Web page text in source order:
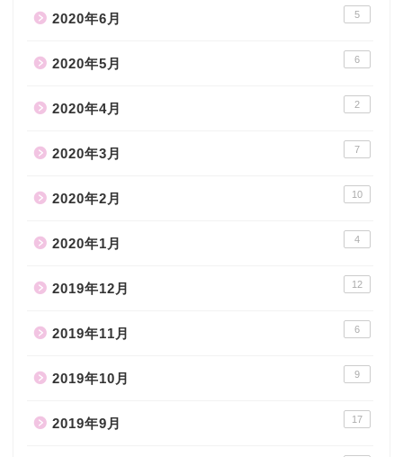
2020年6月 5
2020年5月 6
2020年4月 2
2020年3月 7
2020年2月 10
2020年1月 4
2019年12月 12
2019年11月 6
2019年10月 9
2019年9月 17